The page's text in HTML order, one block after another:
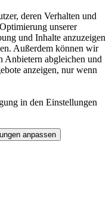
deren Verhalten und
unserer
und Inhalte anzuzeigen
Außerdem können wir
Anbietern abgleichen und
anzeigen, nur wenn
in den Einstellungen
anpassen